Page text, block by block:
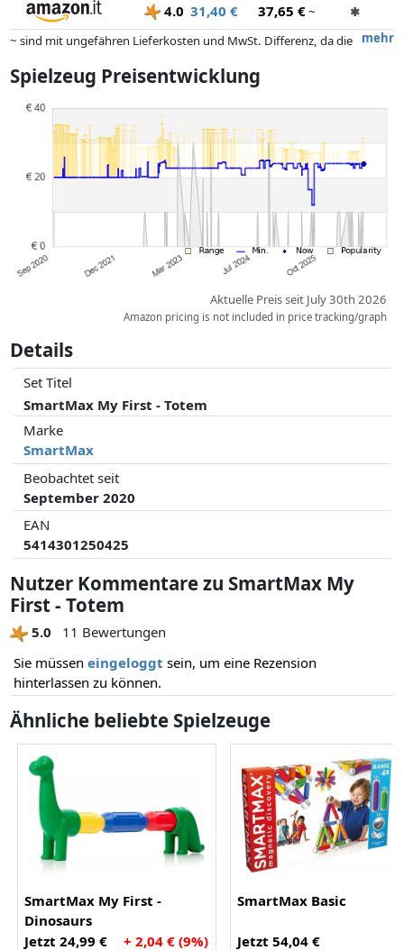
4.0 31,40 € 37,65 €~
✱
mehr
~ sind mit ungefähren Lieferkosten und MwSt. Differenz, da die
abweichen können.
geändert haben. Die Ordnung erfolgt rein nach dem Preis,
Vergütungen durch Partner haben darauf keinerlei Einfluss. Nur bei
gleichen Preisen können historische Leistungen die Ordnung
beeinflussen.
Spielzeug Preisentwicklung
Aktuelle Preis seit July 30th 2026
Amazon pricing is not included in price tracking/graph
Details
Set Titel
SmartMax My First - Totem
Marke
SmartMax
Beobachtet seit
September 2020
EAN
5414301250425
Nutzer Kommentare zu SmartMax My
First - Totem
5.0
11 Bewertungen
Sie müssen eingeloggt sein, um eine Rezension
hinterlassen zu können.
Ähnliche beliebte Spielzeuge
SmartMax My First -
Dinosaurs
Jetzt 24,99 €
+ 2,04 € (9%)
SmartMax Basic
Jetzt 54,04 €